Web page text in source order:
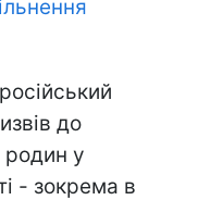
до
родин у
- зокрема в